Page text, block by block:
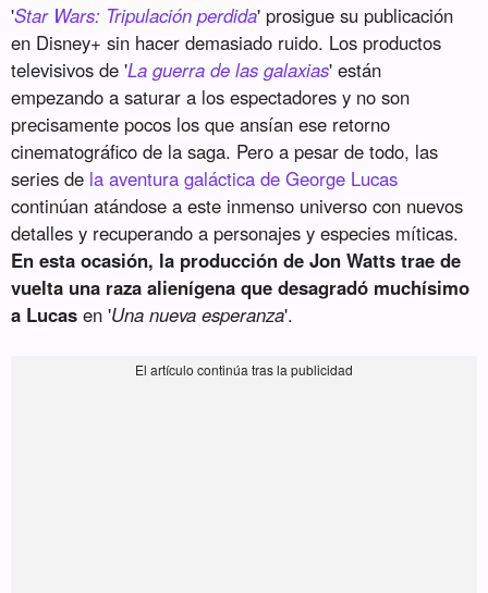
'Star Wars: Tripulación perdida' prosigue su publicación
en Disney+ sin hacer demasiado ruido. Los productos
televisivos de 'La guerra de las galaxias' están
empezando a saturar a los espectadores y no son
precisamente pocos los que ansían ese retorno
cinematográfico de la saga. Pero a pesar de todo, las
series de la aventura galáctica de George Lucas
continúan atándose a este inmenso universo con nuevos
detalles y recuperando a personajes y especies míticas.
En esta ocasión, la producción de Jon Watts trae de
vuelta una raza alienígena que desagradó muchísimo
a Lucas en 'Una nueva esperanza'.